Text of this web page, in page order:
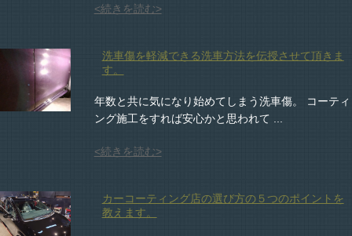
<続きを読む>
洗車傷を軽減できる洗車方法を伝授させて頂きま
す。
年数と共に気になり始めてしまう洗車傷。 コーティ
ング施工をすれば安心かと思われて ...
<続きを読む>
カーコーティング店の選び方の５つのポイントを
教えます。